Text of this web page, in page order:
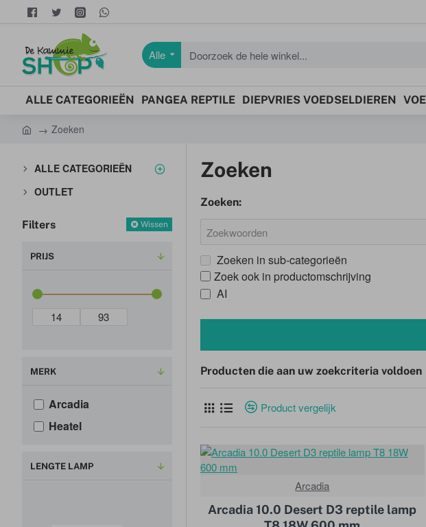
Alle
Doorzoek
hele
ALLE CATEGORIEËN PANGEA REPTILE DIEPVRIES VOEDSELDIEREN
m
Zoeken
ALLE CATEGORIEËN
OUTLET
Filters Wissen
PRIJS
MERK
Arcadia
Heatel
LENGTE LAMP
Zoeken
Zoeken:
Zoeken in sub-categorieën
Zoek ook in productomschrijving
AI
Producten die aan uw zoekcriteria voldoen
Product vergelijk
Arcadia
Arcadia 10.0 Desert D3 reptile lamp